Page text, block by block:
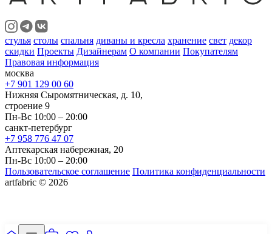
стулья столы спальня диваны и кресла хранение свет декор
скидки Проекты Дизайнерам О компании Покупателям
Правовая информация
москва
+7 901 129 00 60
Нижняя Сыромятническая, д. 10,
строение 9
Пн-Вс 10:00 – 20:00
санкт-петербург
+7 958 776 47 07
Аптекарская набережная, 20
Пн-Вс 10:00 – 20:00
Пользовательское соглашение Политика конфиденциальности
artfabric © 2026